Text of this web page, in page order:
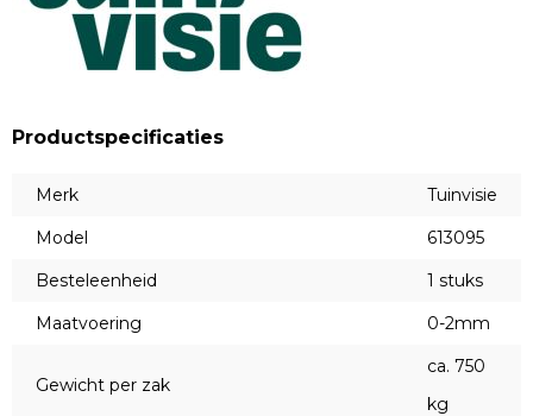
Productspecificaties
Merk
Tuinvisie
Model
613095
Besteleenheid
1 stuks
Maatvoering
0-2mm
Gewicht per zak
ca. 750
kg